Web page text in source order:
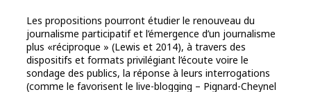
Les propositions pourront étudier le renouveau du
journalisme participatif et l’émergence d’un journalisme
plus «réciproque » (Lewis et 2014), à travers des
dispositifs et formats privilégiant l’écoute voire le
sondage des publics, la réponse à leurs interrogations
(comme le favorisent le live-blogging – Pignard-Cheynel